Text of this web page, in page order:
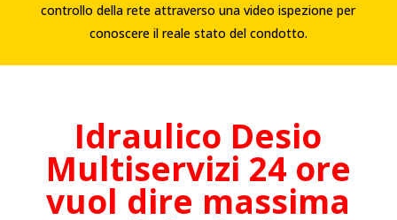
controllo della rete attraverso una video ispezione per
conoscere il reale stato del condotto.
Idraulico Desio
Multiservizi 24 ore
vuol dire massima